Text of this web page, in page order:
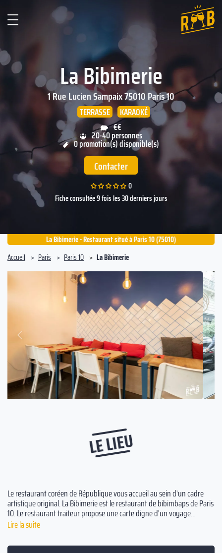
La Bibimerie
1 Rue Lucien Sampaix75010Paris 10
TERRASSE
KARAOKÉ
€€
20-40 personnes
0 promotion(s) disponible(s)
Contacter
0
Fiche consultée 9 fois les 30 derniers jours
La Bibimerie - Restaurant situé à Paris 10 (75010)
Accueil
Paris Paris 10 La Bibimerie
Précédent
Suivant
LE LIEU
Le restaurant coréen de République vous accueil au sein d'un cadre
artistique original. La Bibimerie est le restaurant de bibimbaps de Paris
10. Le restaurant traiteur propose une carte digne d'un voyage
culinaire et culturel. Entre bibimbap coréen, mochis, bubble waffle et
dehors de Paris le temps d’un repas. La Bibimerie est un restaurant
Lire la suite